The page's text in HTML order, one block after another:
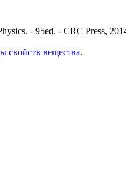
- 95ed. - CRC Press,
свойств вещества.